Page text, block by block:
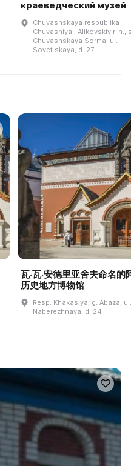
краеведческий музей
Chuvashskaya respublika
Chuvashiya., Alikovskiy r-n.,
Chuvashskaya Sorma, ul.
Sovet·skaya, d. 27
瓦·瓦·安德里亚舍夫命名的
历史地方博物馆
Resp. Khakasiya, g. Abaza, ul.
Naberezhnaya, d. 24